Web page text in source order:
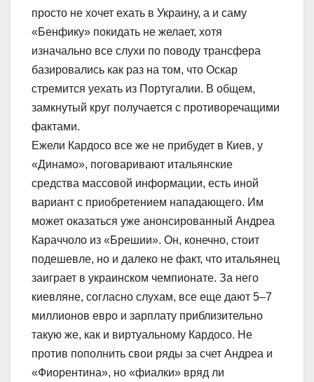
просто не хочет ехать в Украину, а и саму
«Бенфику» покидать не желает, хотя
изначально все слухи по поводу трансфера
базировались как раз на том, что Оскар
стремится уехать из Португалии. В общем,
замкнутый круг получается с противоречащими
фактами.
Ежели Кардосо все же не прибудет в Киев, у
«Динамо», поговаривают итальянские
средства массовой информации, есть иной
вариант с приобретением нападающего. Им
может оказаться уже анонсированный Андреа
Караччоло из «Брешии». Он, конечно, стоит
подешевле, но и далеко не факт, что итальянец
заиграет в украинском чемпионате. За него
киевляне, согласно слухам, все еще дают 5–7
миллионов евро и зарплату приблизительно
такую же, как и виртуальному Кардосо. Не
против пополнить свои ряды за счет Андреа и
«Фиорентина», но «фиалки» вряд ли